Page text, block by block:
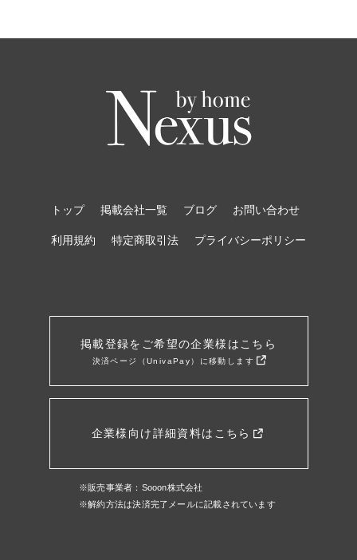
トップ 掲載会社一覧 ブログ お問い合わせ
利用規約 特定商取引法 プライバシーポリシー
掲載登録をご希望の企業様はこちら
決済ページ（UnivaPay）に移動します
企業様向け詳細資料はこちら
※販売事業者：Sooon株式会社
※解約方法は決済完了メールに記載されています